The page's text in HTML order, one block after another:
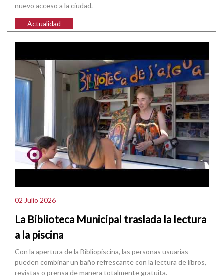
nuevo acceso a la ciudad.
Actualidad
02 Julio 2026
La Biblioteca Municipal traslada la lectura
a la piscina
Con la apertura de la Bibliopiscina, las personas usuarias
pueden combinar un baño refrescante con la lectura de libros,
revistas o prensa de manera totalmente gratuita.